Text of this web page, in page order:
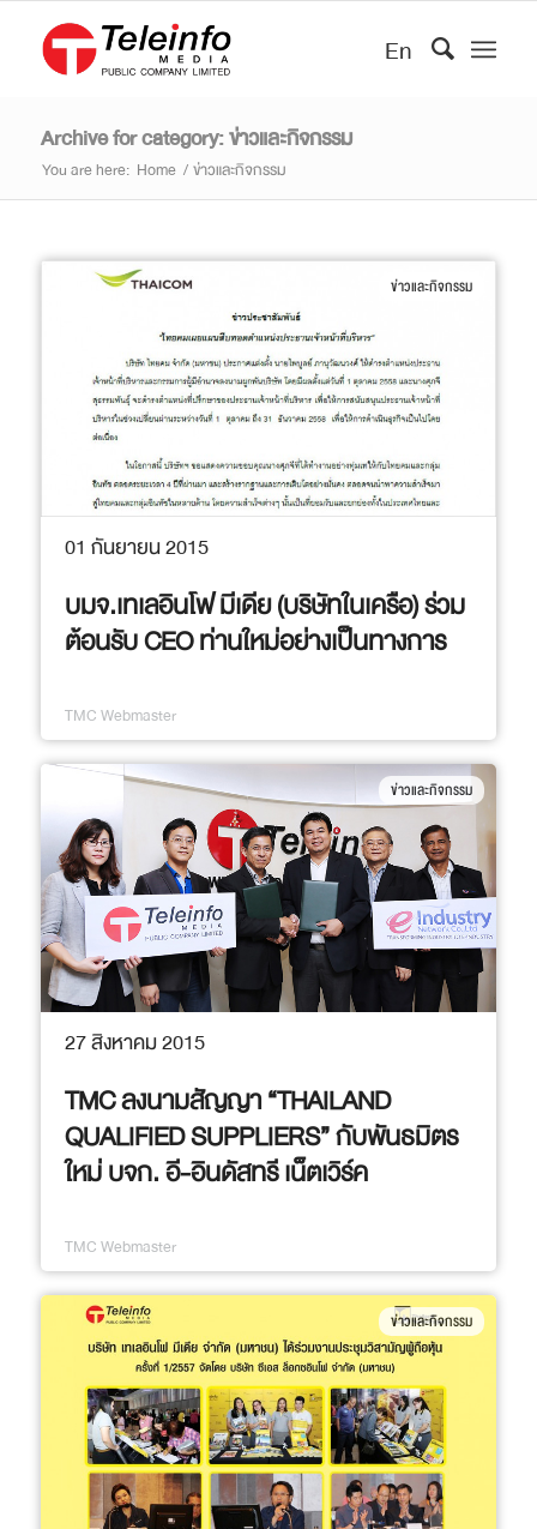
En
Archive for category: ข่าวและกิจกรรม
You are here: Home / ข่าวและกิจกรรม
ข่าวและกิจกรรม
01 กันยายน 2015
บมจ.เทเลอินโฟ มีเดีย (บริษัทในเครือ) ร่วม
ต้อนรับ CEO ท่านใหม่อย่างเป็นทางการ
TMC Webmaster
ข่าวและกิจกรรม
27 สิงหาคม 2015
TMC ลงนามสัญญา “THAILAND
QUALIFIED SUPPLIERS” กับพันธมิตร
ใหม่ บจก. อี-อินดัสทรี เน็ตเวิร์ค
TMC Webmaster
ข่าวและกิจกรรม